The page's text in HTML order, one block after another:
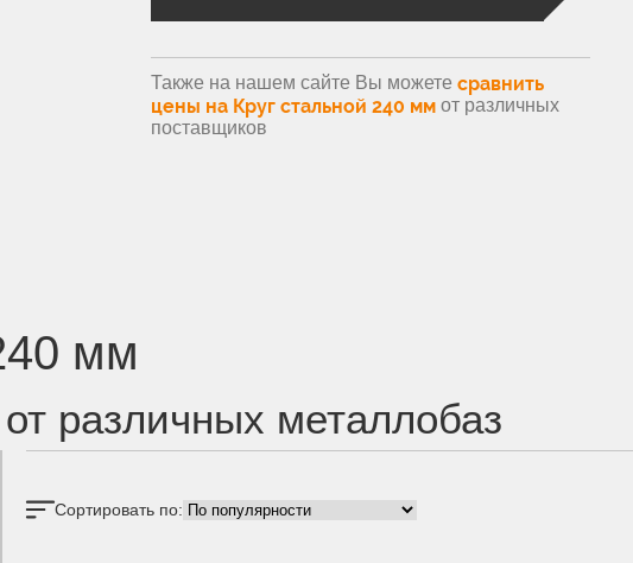
Также на нашем сайте Вы можете сравнить
цены на Круг стальной 240 ммот различных
поставщиков
мм
различных металлобаз
Сортировать по: